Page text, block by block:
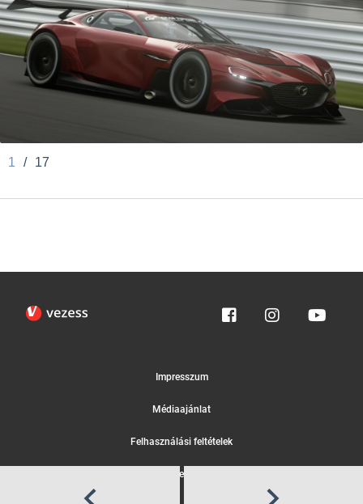
1 / 17
Impresszum
Médiaajánlat
Felhasználási feltételek
Egyedi adatkezelési tájékoztató